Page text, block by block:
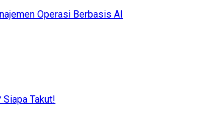
Operasi Berbasis AI
Takut!